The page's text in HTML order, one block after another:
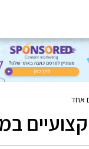
אחד